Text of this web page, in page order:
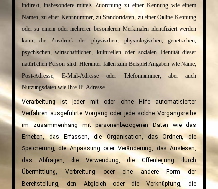
indirekt, insbesondere mittels Zuordnung zu einer Kennung wie einem
Namen, zu einer Kennnummer, zu Standortdaten, zu einer Online-Kennung
oder zu einem oder mehreren besonderen Merkmalen identifiziert werden
kann, die Ausdruck der physischen, physiologischen, genetischen,
psychischen, wirtschaftlichen, kulturellen oder sozialen Identität dieser
natürlichen Person sind. Hierunter fallen zum Beispiel Angaben wie Name,
Post-Adresse, E-Mail-Adresse oder Telefonnummer, aber auch
Nutzungsdaten wie Ihre IP-Adresse.
Verarbeitung ist jeder mit oder ohne Hilfe automatisierter
Verfahren ausgeführte Vorgang oder jede solche Vorgangsreihe
im Zusammenhang mit personenbezogenen Daten wie das
Erheben, das Erfassen, die Organisation, das Ordnen, die
Speicherung, die Anpassung oder Veränderung, das Auslesen,
das Abfragen, die Verwendung, die Offenlegung durch
Übermittlung, Verbreitung oder eine andere Form der
Bereitstellung, den Abgleich oder die Verknüpfung, die